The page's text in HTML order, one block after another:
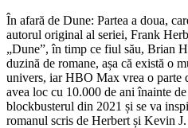
În afară de Dune: Partea a doua,
autorul original al seriei, Frank
„Dune”, în timp ce fiul său, Brian
duzină de romane, așa că există o
univers, iar HBO Max vrea o parte
avea loc cu 10.000 de ani înainte
blockbusterul din 2021 și se va
romanul scris de Herbert și Kevin